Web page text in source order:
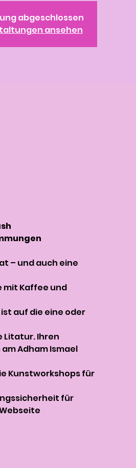
abgeschlossen
ansehen
– und auch eine
mit Kaffee und
auf die eine oder
Litatur. Ihren
Adham Ismael
Kunstworkshops für
für